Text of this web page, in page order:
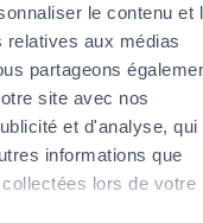
le contenu et
relatives aux médias
partageons
site avec nos
et d'analyse, qui
informations que
lors de votre
of